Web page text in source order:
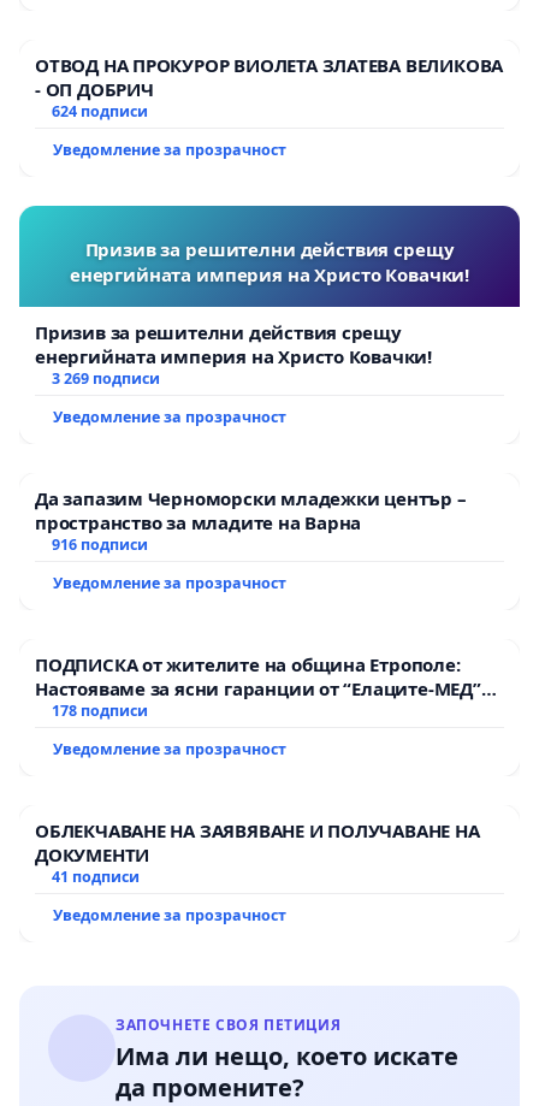
ОТВОД НА ПРОКУРОР ВИОЛЕТА ЗЛАТЕВА ВЕЛИКОВА
- ОП ДОБРИЧ
624 подписи
Уведомление за прозрачност
Призив за решителни действия срещу
енергийната империя на Христо Ковачки!
Призив за решителни действия срещу
енергийната империя на Христо Ковачки!
3 269 подписи
Уведомление за прозрачност
Да запазим Черноморски младежки център –
пространство за младите на Варна
916 подписи
Уведомление за прозрачност
ПОДПИСКА от жителите на община Етрополе:
Настояваме за ясни гаранции от “Елаците-МЕД”
АД и от държавата, че ще се изпълнят всички
178 подписи
Уведомление за прозрачност
ОБЛЕКЧАВАНЕ НА ЗАЯВЯВАНЕ И ПОЛУЧАВАНЕ НА
ДОКУМЕНТИ
41 подписи
Уведомление за прозрачност
ЗАПОЧНЕТЕ СВОЯ ПЕТИЦИЯ
Има ли нещо, което искате
да промените?